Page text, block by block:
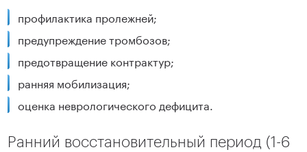
профилактика пролежней;
предупреждение тромбозов;
предотвращение контрактур;
ранняя мобилизация;
оценка неврологического дефицита.
Ранний восстановительный период (1-6